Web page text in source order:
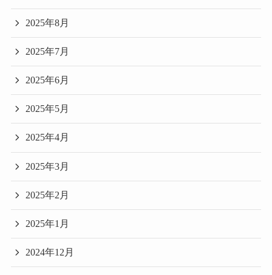
2025年8月
2025年7月
2025年6月
2025年5月
2025年4月
2025年3月
2025年2月
2025年1月
2024年12月